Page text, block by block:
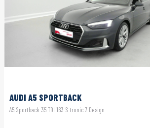
AUDI A5 SPORTBACK
A5 Sportback 35 TDI 163 S tronic 7 Design